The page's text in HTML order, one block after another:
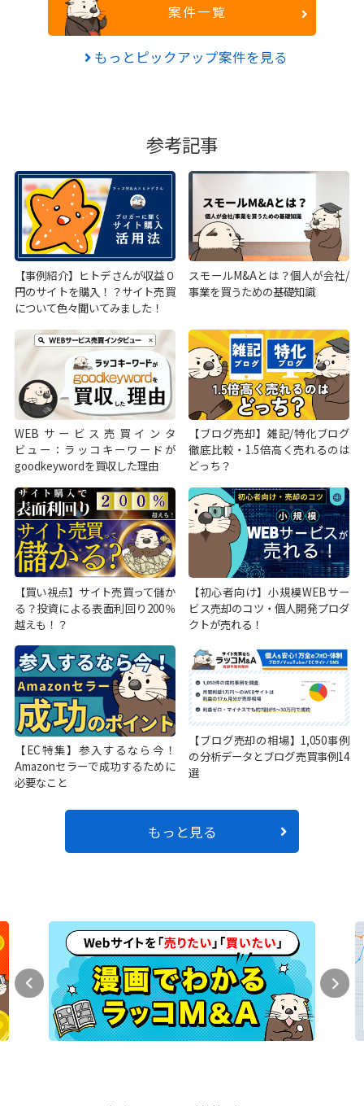
案件一覧
もっとピックアップ案件を見る
参考記事
【事例紹介】ヒトデさんが収益０
円のサイトを購入！？サイト売買
について色々聞いてみました！
スモールM&Aとは？個人が会社/
事業を買うための基礎知識
WEBサービス売買インタ
ビュー：ラッコキーワードが
goodkeywordを買収した理由
【ブログ売却】雑記/特化ブログ
徹底比較・1.5倍高く売れるのは
どっち？
【買い視点】サイト売買って儲か
る？投資による表面利回り200％
越えも！？
【初心者向け】小規模WEBサー
ビス売却のコツ・個人開発プロダ
クトが売れる！
【EC特集】参入するなら今！
Amazonセラーで成功するために
必要なこと
【ブログ売却の相場】1,050事例
の分析データとブログ売買事例14
選
もっと見る